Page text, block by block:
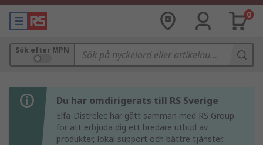
0
Sök efter MPN
Du har omdirigerats till RS Sverige
Elfa-Distrelec har gått samman med RS Group
för att erbjuda dig ett bredare utbud av
produkter, lokal support och bättre tjänster.